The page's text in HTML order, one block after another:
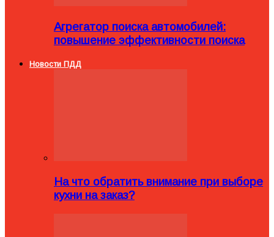
Агрегатор поиска автомобилей:
повышение эффективности поиска
Новости ПДД
На что обратить внимание при выборе
кухни на заказ?